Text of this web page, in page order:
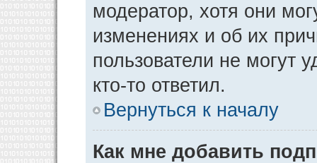
модератор, хотя они
изменениях и об их
пользователи не могут
кто-то ответил.
Вернуться к началу
Как мне добавить